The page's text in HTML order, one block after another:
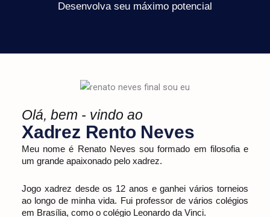
Desenvolva seu máximo potencial
Olá, bem - vindo ao
Xadrez Rento Neves
Meu nome é Renato Neves sou formado em filosofia e
um grande apaixonado pelo xadrez.
Jogo xadrez desde os 12 anos e ganhei vários torneios
ao longo de minha vida. Fui professor de vários colégios
em Brasília, como o colégio Leonardo da Vinci.